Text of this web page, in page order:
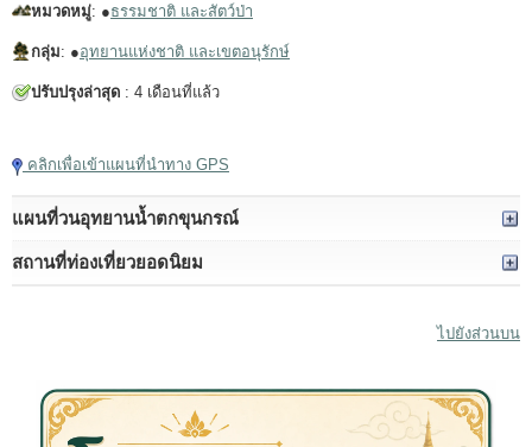
หมวดหมู่: ●ธรรมชาติ และสัตว์ป่า
กลุ่ม: ●อุทยานแห่งชาติ และเขตอนุรักษ์
ปรับปรุงล่าสุด : 4 เดือนที่แล้ว
คลิกเพื่อเข้าแผนที่นำทาง GPS
แผนที่วนอุทยานน้ำตกขุนกรณ์
สถานที่ท่องเที่ยวยอดนิยม
ไปยังส่วนบน